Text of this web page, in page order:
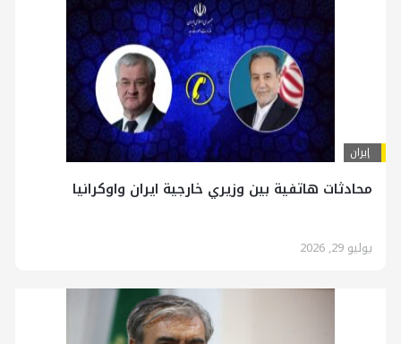
إيران
محادثات هاتفية بين وزيري خارجية ايران واوكرانيا
يوليو 29, 2026